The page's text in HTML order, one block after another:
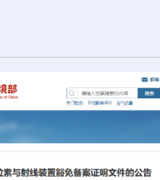
局限，例如常用的时域
不同材料层中的热传